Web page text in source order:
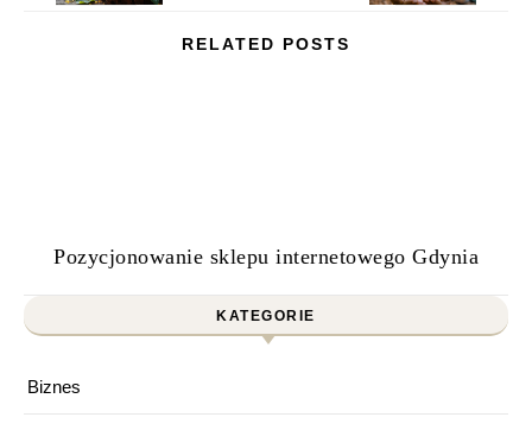
RELATED POSTS
Pozycjonowanie sklepu internetowego Gdynia
KATEGORIE
Biznes